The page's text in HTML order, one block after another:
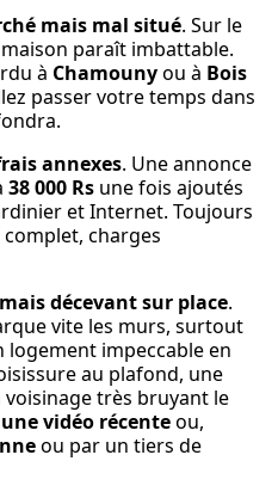
mais mal situé. Sur le
paraît imbattable.
à Chamounyou à Bois
passer votre temps dans
annexes. Une annonce
38 000 Rs une fois ajoutés
et Internet. Toujours
charges
décevant sur place.
vite les murs, surtout
logement impeccable en
au plafond, une
très bruyant le
une vidéo récenteou,
ou par un tiers de